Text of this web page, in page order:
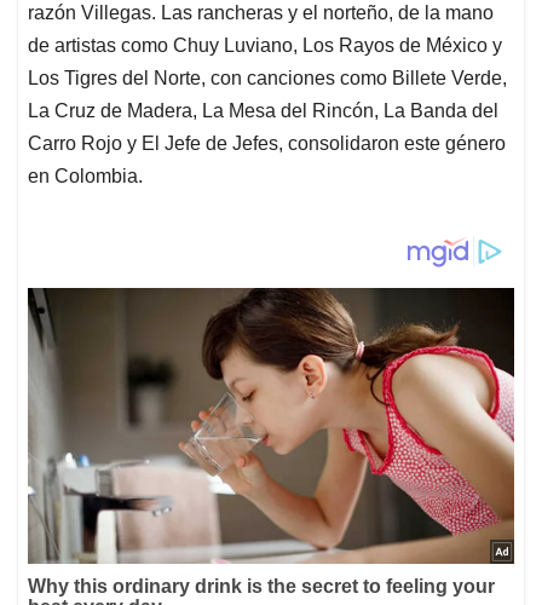
razón Villegas. Las rancheras y el norteño, de la mano
de artistas como Chuy Luviano, Los Rayos de México y
Los Tigres del Norte, con canciones como Billete Verde,
La Cruz de Madera, La Mesa del Rincón, La Banda del
Carro Rojo y El Jefe de Jefes, consolidaron este género
en Colombia.